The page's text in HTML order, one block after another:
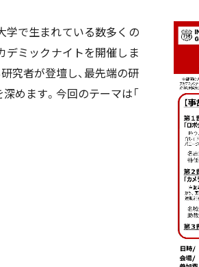
学で生まれている数多くの
デミックナイトを開催しま
究者が登壇し、最先端の研
めます。今回のテーマは「